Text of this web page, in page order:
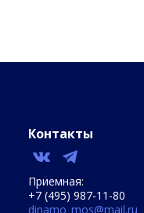
Контакты
Приемная:
+7 (495) 987-11-80
dinamo_mos@mail.ru